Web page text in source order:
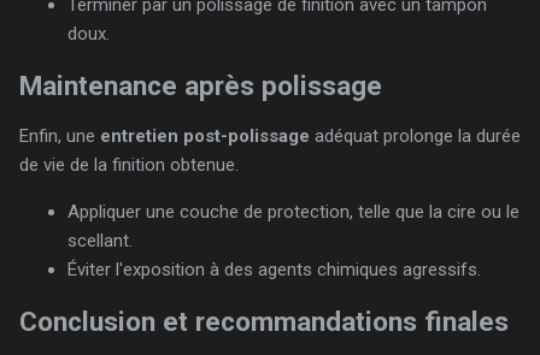
Terminer par un polissage de finition avec un tampon
doux.
Maintenance après polissage
Enfin, une entretien post-polissage adéquat prolonge la durée
de vie de la finition obtenue.
Appliquer une couche de protection, telle que la cire ou le
scellant.
Éviter l'exposition à des agents chimiques agressifs.
Conclusion et recommandations finales